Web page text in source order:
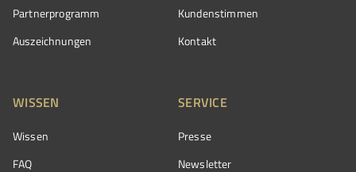
Partnerprogramm
Auszeichnungen
Kundenstimmen
Kontakt
WISSEN
Wissen
FAQ
SERVICE
Presse
Newsletter